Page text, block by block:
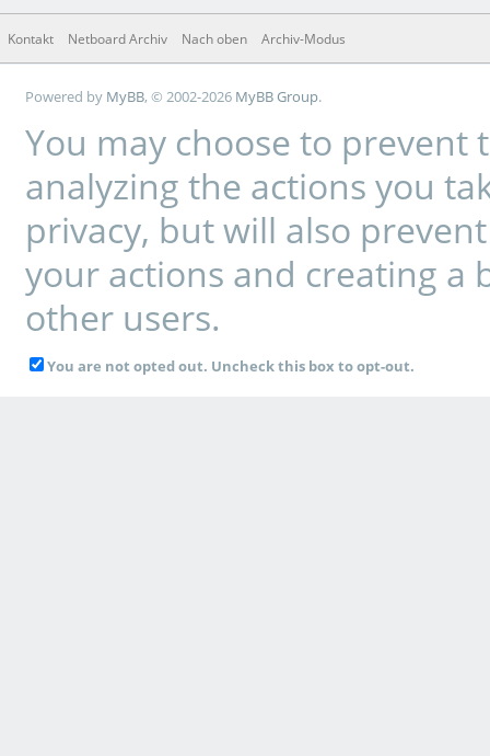
Kontakt Netboard Archiv Nach oben Archiv-Modus
Powered by MyBB, © 2002-2026 MyBB Group.
You may choose to
analyzing the actions you
privacy, but will also
your actions and creating a
other users.
You are not opted out. Uncheck this box to opt-out.